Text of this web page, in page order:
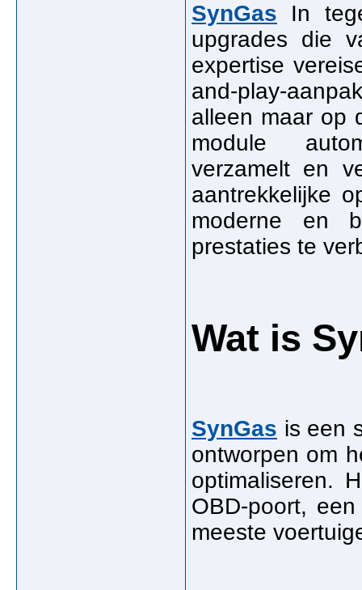
SynGas In
upgrades die
expertise
and-play-
alleen maar op
module
verzamelt en
aantrekkelijke
moderne en
prestaties te
Wat is
SynGas is een
ontworpen om
optimaliseren.
OBD-poort,
meeste